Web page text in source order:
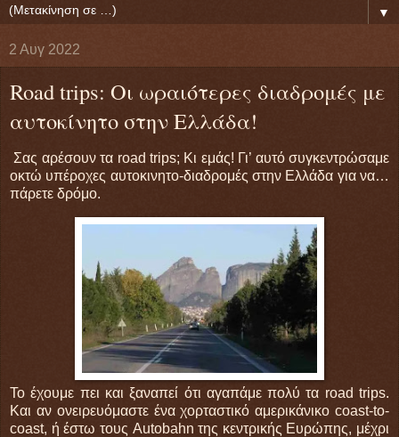
▼
2 Αυγ 2022
Road trips: Οι ωραιότερες διαδρομές με
αυτοκίνητο στην Ελλάδα!
Σας αρέσουν τα road trips; Κι εμάς! Γι’ αυτό συγκεντρώσαμε
οκτώ υπέροχες αυτοκινητο-διαδρομές στην Ελλάδα για να…
πάρετε δρόμο.
Το έχουμε πει και ξαναπεί ότι αγαπάμε πολύ τα road trips.
Και αν ονειρευόμαστε ένα χορταστικό αμερικάνικο coast-to-
coast, ή έστω τους Autobahn της κεντρικής Ευρώπης, μέχρι